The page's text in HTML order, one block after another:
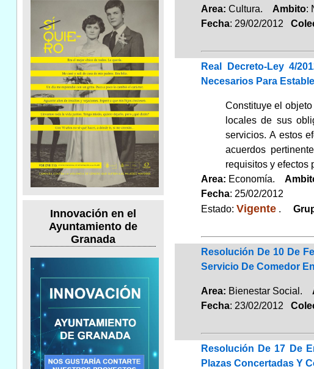
Innovación en el
Ayuntamiento de
Granada
Area: Cultura. Ambito:
Fecha: 29/02/2012
Real Decreto-Ley 4/
Necesarios Para
Constituye el
locales de sus
servicios. A estos
acuerdos
requisitos y efectos
Area: Economía.
Fecha: 25/02/2012
Estado: Vigente.
Resolución De 10 De
Servicio De Comedor
Area: Bienestar Social.
Fecha: 23/02/2012
Resolución De 17 De
Plazas Concertadas Y